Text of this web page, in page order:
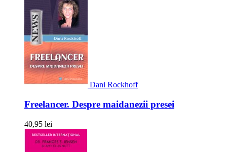
Dani Rockhoff
Freelancer. Despre maidanezii presei
40,95 lei